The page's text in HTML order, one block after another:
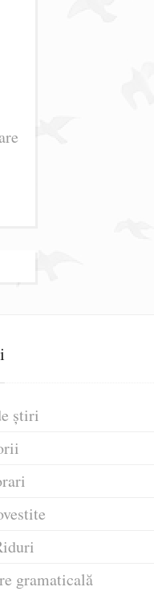
știri
gramaticală